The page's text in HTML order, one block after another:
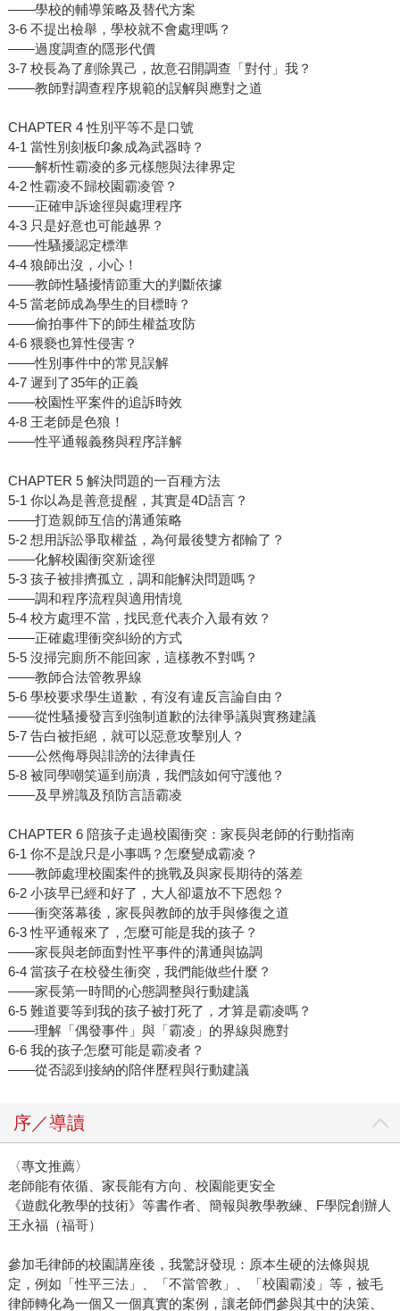
——學校的輔導策略及替代方案
3-6 不提出檢舉，學校就不會處理嗎？
——過度調查的隱形代價
3-7 校長為了剷除異己，故意召開調查「對付」我？
——教師對調查程序規範的誤解與應對之道
CHAPTER 4 性別平等不是口號
4-1 當性別刻板印象成為武器時？
——解析性霸凌的多元樣態與法律界定
4-2 性霸凌不歸校園霸凌管？
——正確申訴途徑與處理程序
4-3 只是好意也可能越界？
——性騷擾認定標準
4-4 狼師出沒，小心！
——教師性騷擾情節重大的判斷依據
4-5 當老師成為學生的目標時？
——偷拍事件下的師生權益攻防
4-6 猥褻也算性侵害？
——性別事件中的常見誤解
4-7 遲到了35年的正義
——校園性平案件的追訴時效
4-8 王老師是色狼！
——性平通報義務與程序詳解
CHAPTER 5 解決問題的一百種方法
5-1 你以為是善意提醒，其實是4D語言？
——打造親師互信的溝通策略
5-2 想用訴訟爭取權益，為何最後雙方都輸了？
——化解校園衝突新途徑
5-3 孩子被排擠孤立，調和能解決問題嗎？
——調和程序流程與適用情境
5-4 校方處理不當，找民意代表介入最有效？
——正確處理衝突糾紛的方式
5-5 沒掃完廁所不能回家，這樣教不對嗎？
——教師合法管教界線
5-6 學校要求學生道歉，有沒有違反言論自由？
——從性騷擾發言到強制道歉的法律爭議與實務建議
5-7 告白被拒絕，就可以惡意攻擊別人？
——公然侮辱與誹謗的法律責任
5-8 被同學嘲笑逼到崩潰，我們該如何守護他？
——及早辨識及預防言語霸凌
CHAPTER 6 陪孩子走過校園衝突：家長與老師的行動指南
6-1 你不是說只是小事嗎？怎麼變成霸凌？
——教師處理校園案件的挑戰及與家長期待的落差
6-2 小孩早已經和好了，大人卻還放不下恩怨？
——衝突落幕後，家長與教師的放手與修復之道
6-3 性平通報來了，怎麼可能是我的孩子？
——家長與老師面對性平事件的溝通與協調
6-4 當孩子在校發生衝突，我們能做些什麼？
——家長第一時間的心態調整與行動建議
6-5 難道要等到我的孩子被打死了，才算是霸凌嗎？
——理解「偶發事件」與「霸凌」的界線與應對
6-6 我的孩子怎麼可能是霸凌者？
——從否認到接納的陪伴歷程與行動建議
序／導讀
〈專文推薦〉
老師能有依循、家長能有方向、校園能更安全
《遊戲化教學的技術》等書作者、簡報與教學教練、F學院創辦人
王永福（福哥）
參加毛律師的校園講座後，我驚訝發現：原本生硬的法條與規
定，例如「性平三法」、「不當管教」、「校園霸淩」等，被毛
律師轉化為一個又一個真實的案例，讓老師們參與其中的決策、